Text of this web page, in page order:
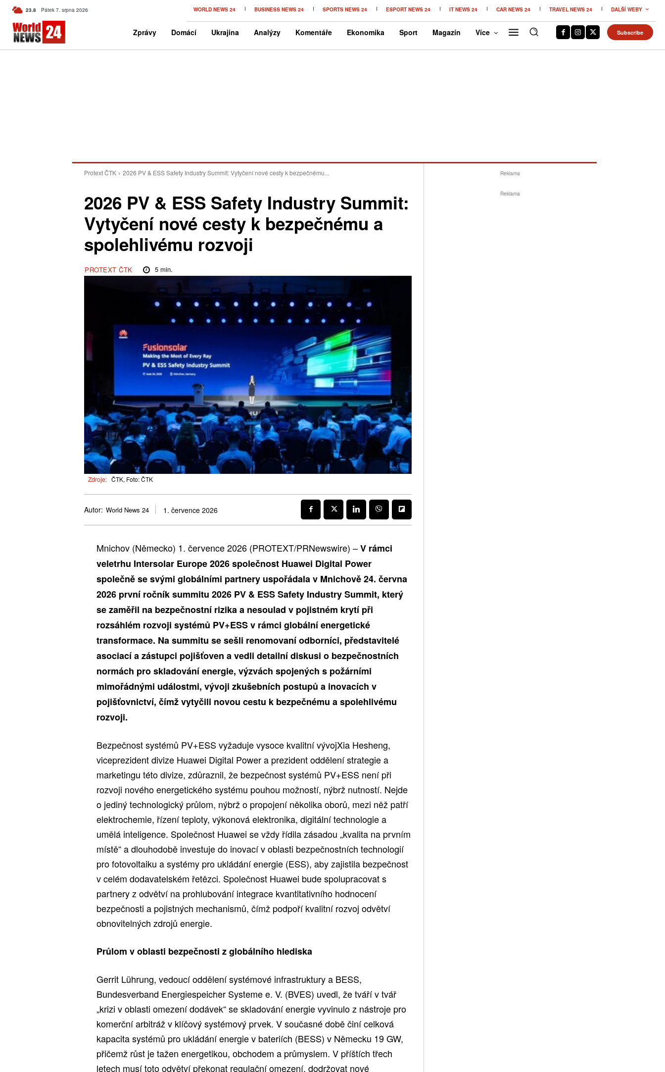
23.8 C Czech
Pátek 7. srpna 2026 WORLD NEWS 24 BUSINESS NEWS 24 SPORTS NEWS 24 ESPORT NEWS 24 IT NEWS 24 CAR NEWS 24 TRAVEL NEWS 24 DALŠÍ WEBY
Zprávy Domácí Ukrajina Analýzy Komentáře Ekonomika Sport Magazín Více Subscribe
Protext ČTK 2026 PV & ESS Safety Industry Summit: Vytyčení nové cesty k bezpečnému...
2026 PV & ESS Safety Industry Summit:
Vytyčení nové cesty k bezpečnému a
spolehlivému rozvoji
PROTEXT ČTK 5min.
Zdroje: ČTK, Foto: ČTK
Autor: World News 24 1. července 2026
Mnichov (Německo) 1. července 2026 (PROTEXT/PRNewswire) –V rámci
veletrhu Intersolar Europe 2026 společnost Huawei Digital Power
společně se svými globálními partnery uspořádala v Mnichově 24. června
2026 první ročník summitu 2026 PV & ESS Safety Industry Summit, který
se zaměřil na bezpečnostní rizika a nesoulad v pojistném krytí při
rozsáhlém rozvoji systémů PV+ESS v rámci globální energetické
transformace. Na summitu se sešli renomovaní odborníci, představitelé
asociací a zástupci pojišťoven a vedli detailní diskusi o bezpečnostních
normách pro skladování energie, výzvách spojených s požárními
mimořádnými událostmi, vývoji zkušebních postupů a inovacích v
pojišťovnictví, čímž vytyčili novou cestu k bezpečnému a spolehlivému
rozvoji.
Bezpečnost systémů PV+ESS vyžaduje vysoce kvalitní vývojXia Hesheng,
viceprezident divize Huawei Digital Power a prezident oddělení strategie a
marketingu této divize, zdůraznil, že bezpečnost systémů PV+ESS není při
rozvoji nového energetického systému pouhou možností, nýbrž nutností. Nejde
o jediný technologický průlom, nýbrž o propojení několika oborů, mezi něž patří
elektrochemie, řízení teploty, výkonová elektronika, digitální technologie a
umělá inteligence. Společnost Huawei se vždy řídila zásadou „kvalita na prvním
místě“ a dlouhodobě investuje do inovací v oblasti bezpečnostních technologií
pro fotovoltaiku a systémy pro ukládání energie (ESS), aby zajistila bezpečnost
v celém dodavatelském řetězci. Společnost Huawei bude spolupracovat s
partnery z odvětví na prohlubování integrace kvantitativního hodnocení
bezpečnosti a pojistných mechanismů, čímž podpoří kvalitní rozvoj odvětví
obnovitelných zdrojů energie.
Průlom v oblasti bezpečnosti z globálního hlediska
Gerrit Lührung, vedoucí oddělení systémové infrastruktury a BESS,
Bundesverband Energiespeicher Systeme e. V. (BVES) uvedl, že tváří v tvář
„krizi v oblasti omezení dodávek“ se skladování energie vyvinulo z nástroje pro
komerční arbitráž v klíčový systémový prvek. V současné době činí celková
kapacita systémů pro ukládání energie v bateriích (BESS) v Německu 19 GW,
přičemž růst je tažen energetikou, obchodem a průmyslem. V příštích třech
letech musí toto odvětví překonat regulační omezení, dodržovat nové
Reklama
Reklama